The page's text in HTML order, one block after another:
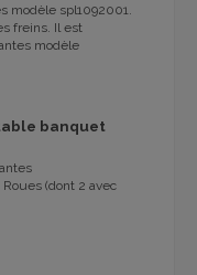
modèle spl1092001.
freins. Il est
modèle
banquet
(dont 2 avec